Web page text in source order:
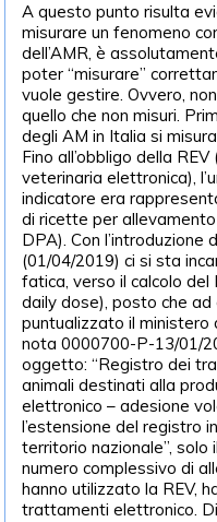
A questo punto risulta
misurare un fenomeno
dell’AMR, è
poter “misurare”
vuole gestire. Ovvero,
quello che non misuri.
degli AM in Italia si
Fino all’obbligo della
veterinaria elettronica),
indicatore era
di ricette per
DPA). Con l’introduzione
(01/04/2019) ci si sta
fatica, verso il calcolo
daily dose), posto che ad
puntualizzato il ministero
nota 0000700-P-13/01/
oggetto: “Registro dei
animali destinati alla
elettronico – adesione
l’estensione del registro
territorio nazionale”, solo
numero complessivo di
hanno utilizzato la REV,
trattamenti elettronico.